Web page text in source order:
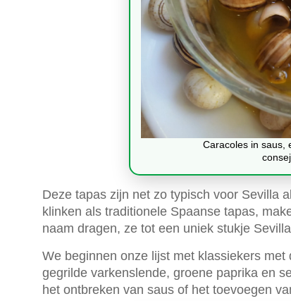
Caracoles in saus,
Deze tapas zijn net zo typisch voor Sevilla
klinken als traditionele Spaanse tapas,
naam dragen, ze tot een uniek stukje
We beginnen onze lijst met klassiekers met
gegrilde varkenslende, groene paprika en
het ontbreken van saus of het toevoegen